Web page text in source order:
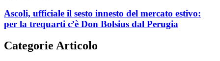
Ascoli, ufficiale il sesto innesto del mercato estivo:
per la trequarti c’è Don Bolsius dal Perugia
Categorie Articolo